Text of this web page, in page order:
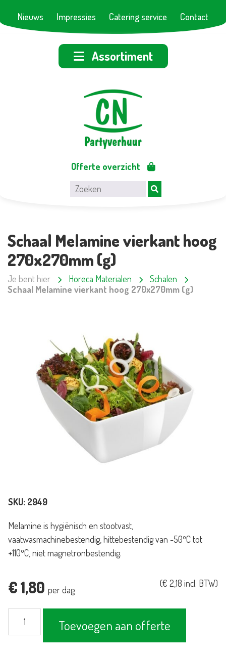
Nieuws Impressies Catering service Contact
Assortiment
Offerte overzicht
Schaal Melamine vierkant hoog
270x270mm (g)
Je bent hier Horeca Materialen
Schalen
Schaal Melamine vierkant hoog 270x270mm (g)
SKU: 2949
Melamine is hygiënisch en stootvast,
vaatwasmachinebestendig, hittebestendig van -50ºC tot
+110ºC, niet magnetronbestendig.
€1,80 per dag
(€ 2,18 incl. BTW)
Melamine
Toevoegen aan offerte